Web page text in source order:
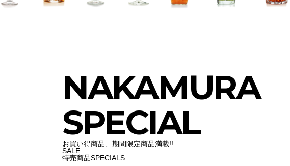
NAKAMURA
SPECIAL
お買い得商品、期間限定商品満載!!
SALE
特売商品SPECIALS